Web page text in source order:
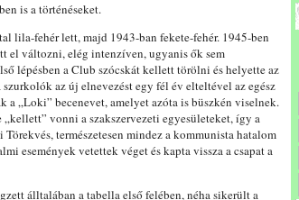
is a történéseket.
lila-fehér lett, majd 1943-ban fekete-fehér. 1945-ben
el változni, elég intenzíven, ugyanis ők sem
lépésben a Club szócskát kellett törölni és helyette az
az új elnevezést egy fél év elteltével az egész
„Loki” becenevet, amelyet azóta is büszkén viselnek.
vonni a szakszervezeti egyesületeket, így a
természetesen mindez a kommunista hatalom
események vetettek véget és kapta vissza a csapat a
álltalában a tabella első felében, néha sikerült a